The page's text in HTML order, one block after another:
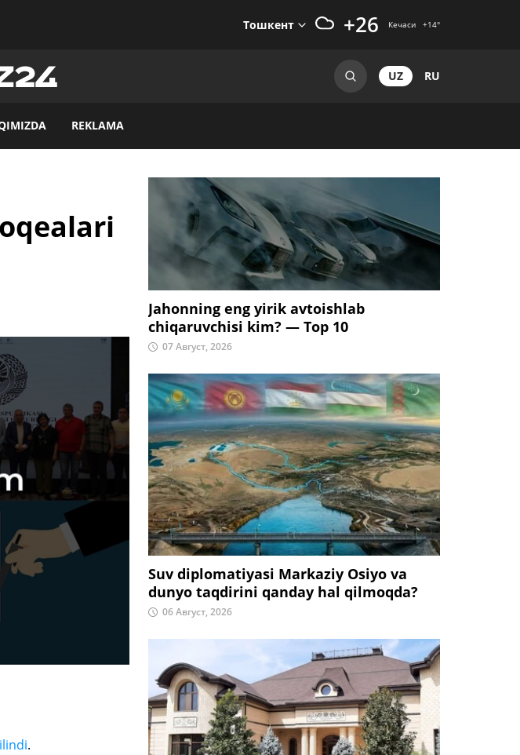
Тошкент +26 Кечаси +14°
UZ RU
REKLAMA
.
Jahonning eng yirik avtoishlab
chiqaruvchisi kim? — Top 10
07 Август, 2026
Suv diplomatiyasi Markaziy Osiyo va
dunyo taqdirini qanday hal qilmoqda?
06 Август, 2026